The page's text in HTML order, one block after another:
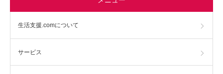
生活支援.comについて
サービス